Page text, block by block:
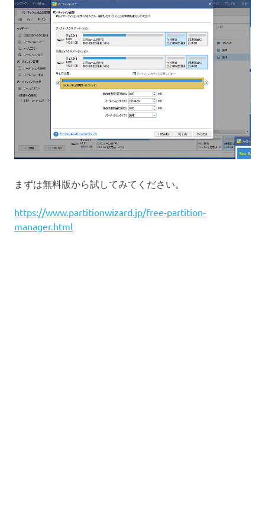
まずは無料版から試してみてください。
https://www.partitionwizard.jp/free-partition-
manager.html